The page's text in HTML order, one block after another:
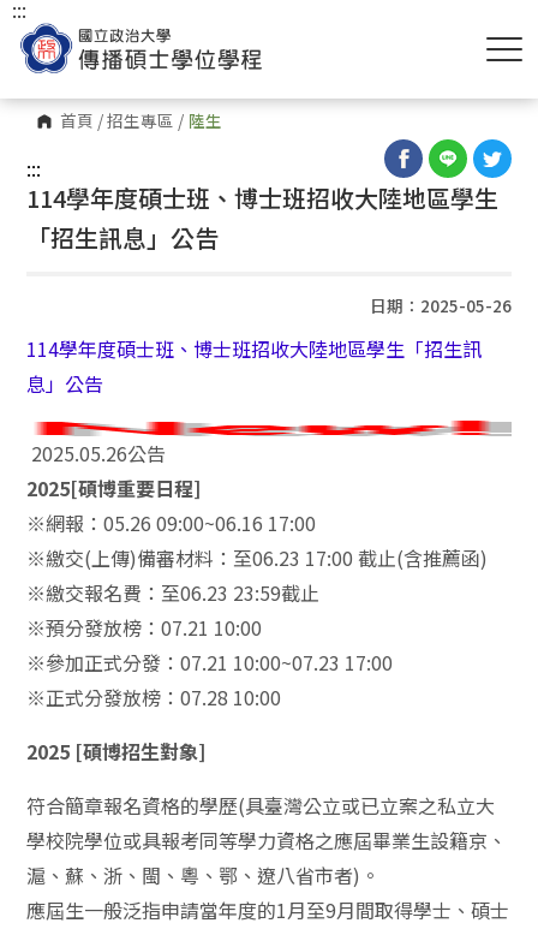
首頁 /招生專區 / 陸生
:::
:::
114學年度碩士班、博士班招收大陸地區學生
「招生訊息」公告
日期：2025-05-26
114學年度碩士班、博士班招收大陸地區學生「招生訊
息」公告
2025.05.26公告
2025[碩博重要日程]
※網報：05.26 09:00~06.16 17:00
※繳交(上傳)備審材料：至06.23 17:00 截止(含推薦函)
※繳交報名費：至06.23 23:59截止
※預分發放榜：07.21 10:00
※參加正式分發：07.21 10:00~07.23 17:00
※正式分發放榜：07.28 10:00
2025 [碩博招生對象]
符合簡章報名資格的學歷(具臺灣公立或已立案之私立大
學校院學位或具報考同等學力資格之應屆畢業生設籍京、
滬、蘇、浙、閩、粵、鄂、遼八省市者)。
應屆生一般泛指申請當年度的1月至9月間取得學士、碩士